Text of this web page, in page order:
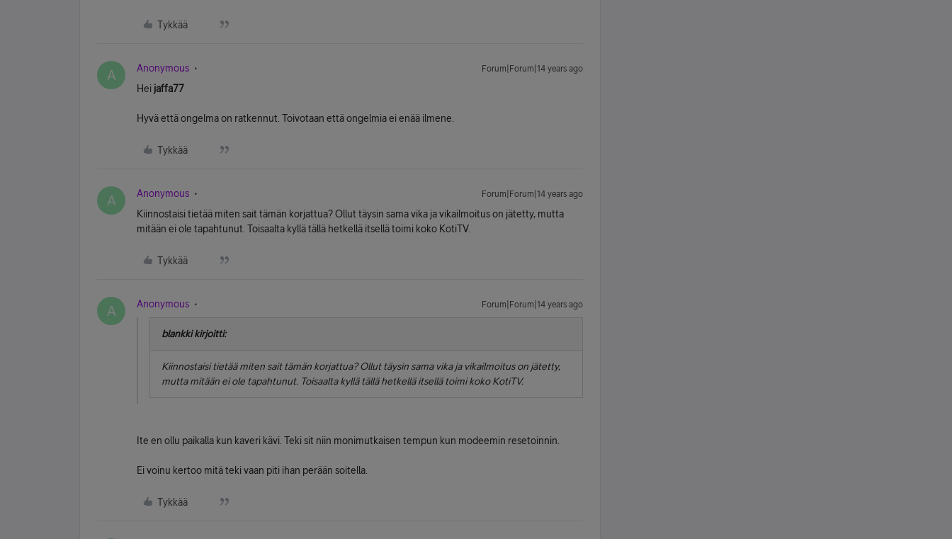
Tykkää
A Anonymous Forum|Forum|14 years ago
Hei jaffa77
Hyvä että ongelma on ratkennut. Toivotaan että ongelmia ei enää ilmene.
Tykkää
A Anonymous Forum|Forum|14 years ago
Kiinnostaisi tietää miten sait tämän korjattua? Ollut täysin sama vika ja vikailmoitus on jätetty, mutta
mitään ei ole tapahtunut. Toisaalta kyllä tällä hetkellä itsellä toimi koko KotiTV.
Tykkää
A Anonymous Forum|Forum|14 years ago
blankki kirjoitti:
Kiinnostaisi tietää miten sait tämän korjattua? Ollut täysin sama vika ja vikailmoitus on jätetty,
mutta mitään ei ole tapahtunut. Toisaalta kyllä tällä hetkellä itsellä toimi koko KotiTV.
Ite en ollu paikalla kun kaveri kävi. Teki sit niin monimutkaisen tempun kun modeemin resetoinnin.
Ei voinu kertoo mitä teki vaan piti ihan perään soitella.
Tykkää